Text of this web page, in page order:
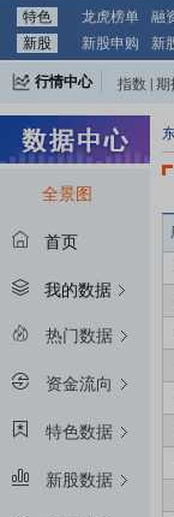
特色 龙虎榜单 融
新股
新股申购 新
行情中心 指数 期
全景图
首页
我的数据
热门数据
资金流向
特色数据
新股数据